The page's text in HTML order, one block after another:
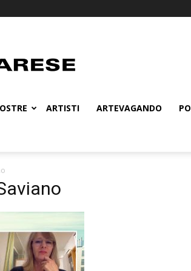
ARTISTI ARTEVAGANDO